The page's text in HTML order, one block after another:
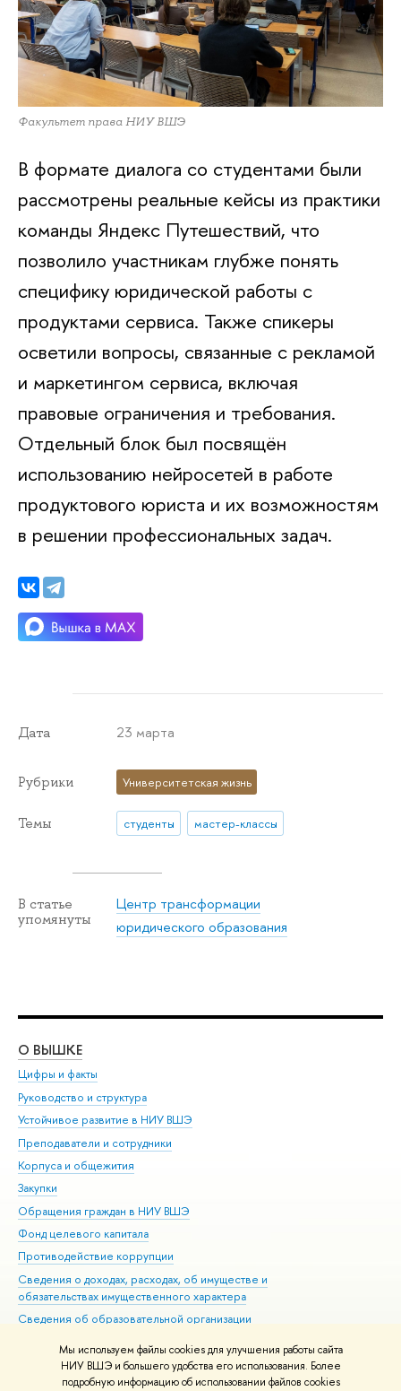
Мы используем файлы cookies для улучшения работы сайта
НИУ ВШЭ и большего удобства его использования. Более
подробную информацию об использовании файлов cookies
Факультет права НИУ ВШЭ
В формате диалога со студентами были
рассмотрены реальные кейсы из практики
команды Яндекс Путешествий, что
позволило участникам глубже понять
специфику юридической работы с
продуктами сервиса. Также спикеры
осветили вопросы, связанные с рекламой
и маркетингом сервиса, включая
правовые ограничения и требования.
Отдельный блок был посвящён
использованию нейросетей в работе
продуктового юриста и их возможностям
в решении профессиональных задач.
Дата 23 марта
Рубрики Университетская жизнь
Темы студенты мастер-классы
В статье
упомянуты
Центр трансформации
юридического образования
О ВЫШКЕ
Цифры и факты
Руководство и структура
Устойчивое развитие в НИУ ВШЭ
Преподаватели и сотрудники
Корпуса и общежития
Закупки
Обращения граждан в НИУ ВШЭ
Фонд целевого капитала
Противодействие коррупции
Сведения о доходах, расходах, об имуществе и
обязательствах имущественного характера
Сведения об образовательной организации
Людям с ограниченными возможностями здоровья
Единая платежная страница
Работа в Вышке